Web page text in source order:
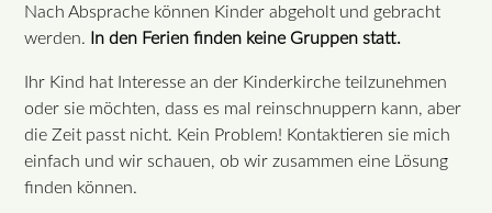
Nach Absprache können Kinder abgeholt und gebracht
werden.
In den Ferien finden keine Gruppen statt.
Ihr Kind hat Interesse an der Kinderkirche teilzunehmen
oder sie möchten, dass es mal reinschnuppern kann, aber
die Zeit passt nicht. Kein Problem! Kontaktieren sie mich
einfach und wir schauen, ob wir zusammen eine Lösung
finden können.